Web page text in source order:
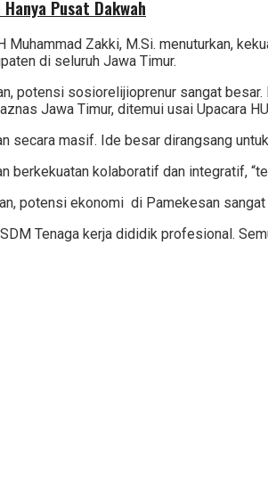
Pusat Dakwah
Muhammad Zakki, M.Si. menuturkan,
di seluruh Jawa Timur.
potensi sosiorelijioprenur sangat
Jawa Timur, ditemui usai Upacara
secara masif. Ide besar dirangsang
berkekuatan kolaboratif dan integratif,
potensi ekonomi di Pamekesan
Tenaga kerja dididik profesional.